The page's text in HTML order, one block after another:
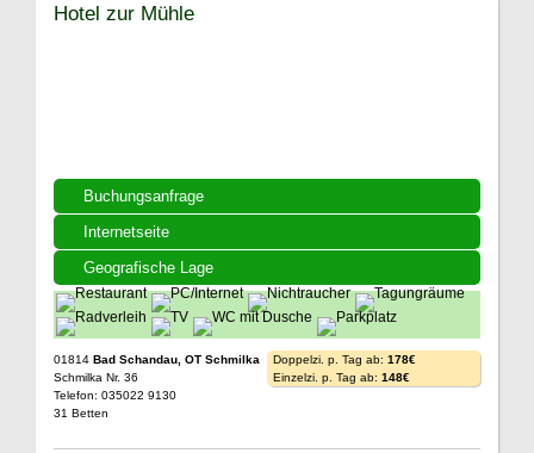
Buchungsanfrage
Internetseite
Geografische Lage
Hotel zur Mühle
01814 Bad Schandau, OT Schmilka
Schmilka Nr. 36
Telefon: 035022 9130
31 Betten
Doppelzi. p. Tag ab: 178€
Einzelzi. p. Tag ab: 148€